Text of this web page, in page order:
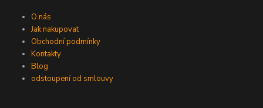
O nás
Jak nakupovat
Obchodní podmínky
Kontakty
Blog
odstoupení od smlouvy